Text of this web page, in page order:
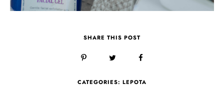
SHARE THIS POST
CATEGORIES: LEPOTA